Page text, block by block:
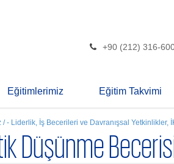
+90 (212) 316-
Eğitimlerimiz Eğitim Takvimi
/ - Liderlik, İş Becerileri ve Davranışsal Yetkinlikler,
Düşünme